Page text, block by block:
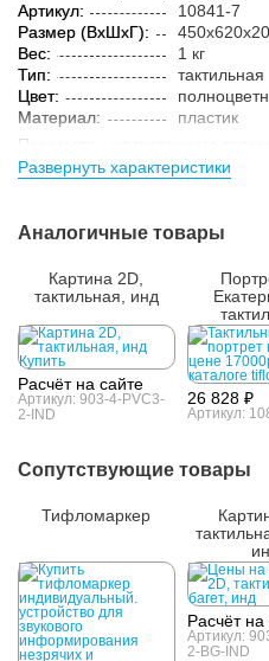
Артикул:
10841-7
Размер (ВxШxГ):
Вес:
1 кг
Тип:
тактильная
Цвет:
Материал:
пластик
Параметры упакованного
Размер (ВxШxГ):
упаковке:
Развернуть характеристики
Аналогичные товары
Картина 2D,
тактильная, инд
Расчёт на сайте
Артикул: 903-4-PVC3-
2-IND
26 828 ₽
Артикул:
Сопутствующие товары
Тифломаркер
Расчёт на
Артикул:
2-BG-IND